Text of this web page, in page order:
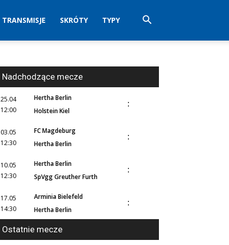
TRANSMISJE SKRÓTY TYPY
Nadchodzące mecze
25.04
12:00
Hertha Berlin
Holstein Kiel
:
03.05
12:30
FC Magdeburg
Hertha Berlin
:
10.05
12:30
Hertha Berlin
SpVgg Greuther Furth
:
17.05
14:30
Arminia Bielefeld
Hertha Berlin
:
Ostatnie mecze